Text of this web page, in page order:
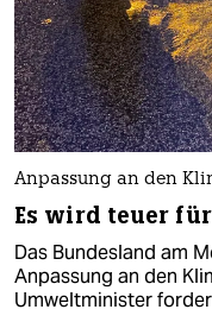
Anpassung an den
Es wird teuer
Das Bundesland am
Anpassung an den
Umweltminister